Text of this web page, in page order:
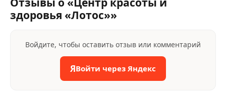
здоровья «Лотос»»
Войдите, чтобы оставить отзыв или комментарий
ЯВойти через Яндекс